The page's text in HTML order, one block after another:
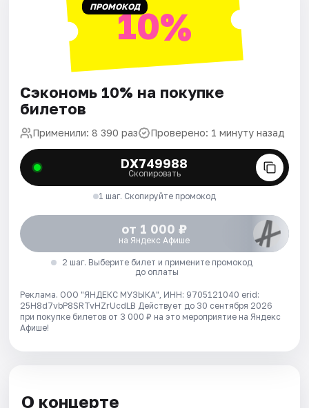
ПРОМОКОД10%
Сэкономь 10% на покупке
билетов
Применили: 8 390 раз Проверено: 1 минуту назад
DX749988
Скопировать
1 шаг. Скопируйте промокод
от 1 000 ₽
на Яндекс Афише
2 шаг. Выберите билет и примените промокод
до оплаты
Реклама. ООО "ЯНДЕКС МУЗЫКА", ИНН: 9705121040 erid:
25H8d7vbP8SRTvHZrUcdLB Действует до 30 сентября 2026
при покупке билетов от 3 000 ₽ на это мероприятие на Яндекс
Афише!
О концерте